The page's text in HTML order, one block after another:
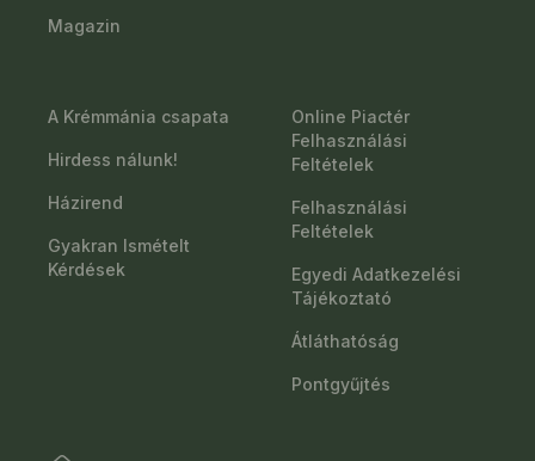
Magazin
A Krémmánia csapata
Hirdess nálunk!
Házirend
Gyakran Ismételt
Kérdések
Online Piactér
Felhasználási
Feltételek
Felhasználási
Feltételek
Egyedi Adatkezelési
Tájékoztató
Átláthatóság
Pontgyűjtés